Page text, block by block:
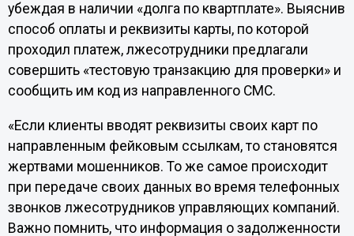
убеждая в наличии «долга по квартплате». Выяснив
способ оплаты и реквизиты карты, по которой
проходил платеж, лжесотрудники предлагали
совершить «тестовую транзакцию для проверки» и
сообщить им код из направленного СМС.
«Если клиенты вводят реквизиты своих карт по
направленным фейковым ссылкам, то становятся
жертвами мошенников. То же самое происходит
при передаче своих данных во время телефонных
звонков лжесотрудников управляющих компаний.
Важно помнить, что информация о задолженности